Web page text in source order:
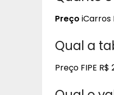
Preço iCarros
Qual a
Preço FIPE R$